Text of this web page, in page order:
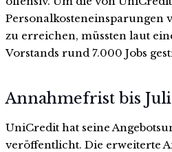
zu erreichen, müssten laut
Vorstands rund 7.000 Jobs
Annahmefrist bis Juli
UniCredit hat seine
veröffentlicht. Die erweiterte